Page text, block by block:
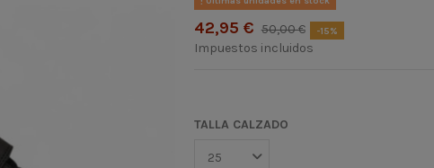
42,95 € 50,00 € -15%
Impuestos incluidos
TALLA CALZADO